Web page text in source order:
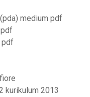
medium pdf
pdf
kurikulum 2013